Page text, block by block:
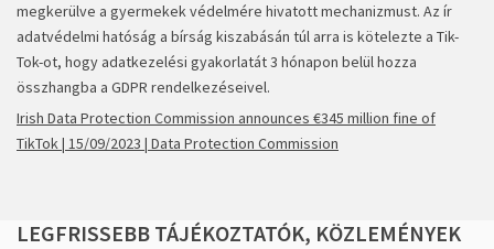
megkerülve a gyermekek védelmére hivatott mechanizmust. Az ír
adatvédelmi hatóság a bírság kiszabásán túl arra is kötelezte a Tik-
Tok-ot, hogy adatkezelési gyakorlatát 3 hónapon belül hozza
összhangba a GDPR rendelkezéseivel.
Irish Data Protection Commission announces €345 million fine of
TikTok | 15/09/2023 | Data Protection Commission
LEGFRISSEBB TÁJÉKOZTATÓK, KÖZLEMÉNYEK